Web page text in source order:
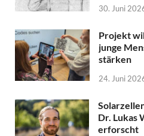
30. Juni
Projekt
junge
stärken
24. Juni
Dr. Lukas
erforscht